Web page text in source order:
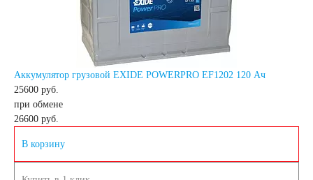
115 А/ч 120 А/ч
125 А/ч
Аккумулятор грузовой EXIDE POWERPRO EF1202 120 Ач
25600 руб.
при обмене
26600 руб.
В корзину